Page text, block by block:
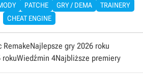
PATCHE GRY / DEMA
TRAINERY
CHEAT ENGINE
RemakeNajlepsze gry 2026 roku
rokuWiedźmin 4Najbliższe premiery